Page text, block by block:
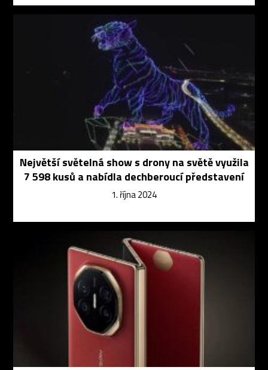
Největší světelná show s drony na světě využila
7 598 kusů a nabídla dechberoucí představení
1. října 2024